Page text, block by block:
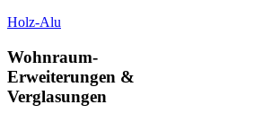
Holz-Alu
Wohnraum-
Erweiterungen &
Verglasungen